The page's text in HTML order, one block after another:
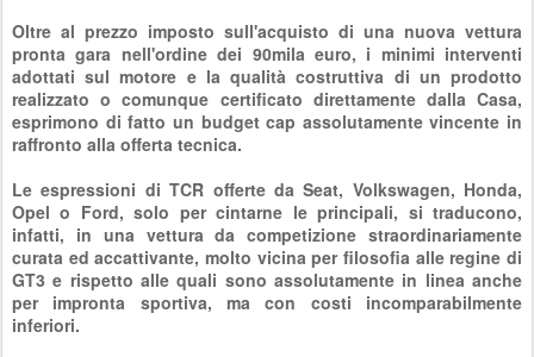
Oltre al prezzo imposto sull'acquisto di una nuova vettura
pronta gara nell'ordine dei 90mila euro, i minimi interventi
adottati sul motore e la qualità costruttiva di un prodotto
realizzato o comunque certificato direttamente dalla Casa,
esprimono di fatto un budget cap assolutamente vincente in
raffronto alla offerta tecnica.
Le espressioni di TCR offerte da Seat, Volkswagen, Honda,
Opel o Ford, solo per cintarne le principali, si traducono,
infatti, in una vettura da competizione straordinariamente
curata ed accattivante, molto vicina per filosofia alle regine di
GT3 e rispetto alle quali sono assolutamente in linea anche
per impronta sportiva, ma con costi incomparabilmente
inferiori.